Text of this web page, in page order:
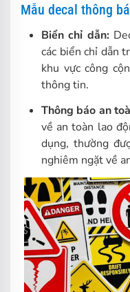
Mẫu decal thông
Biển chỉ dẫn:
các biển chỉ dẫn
khu vực công
thông tin.
Thông báo an
về an toàn lao
dụng, thường
nghiêm ngặt về